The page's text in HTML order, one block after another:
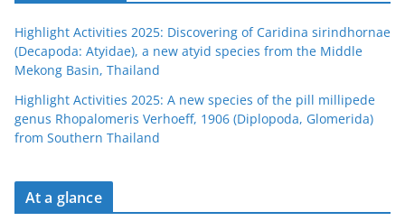
Highlight Activities 2025: Discovering of Caridina sirindhornae
(Decapoda: Atyidae), a new atyid species from the Middle
Mekong Basin, Thailand
Highlight Activities 2025: A new species of the pill millipede
genus Rhopalomeris Verhoeff, 1906 (Diplopoda, Glomerida)
from Southern Thailand
At a glance